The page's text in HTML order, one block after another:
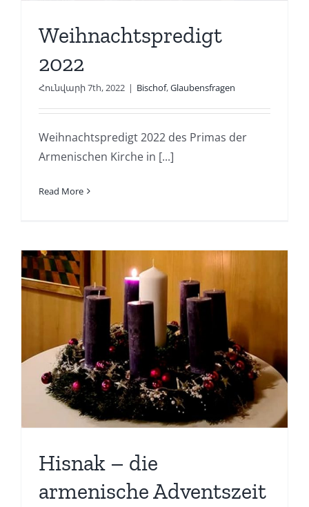
Weihnachtspredigt
2022
Հունվարի 7th, 2022 | Bischof,Glaubensfragen
Weihnachtspredigt 2022 des Primas der
Armenischen Kirche in [...]
Read More
Hisnak – die
armenische Adventszeit